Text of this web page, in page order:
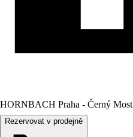
HORNBACH Praha - Černý Most
Rezervovat v prodejně